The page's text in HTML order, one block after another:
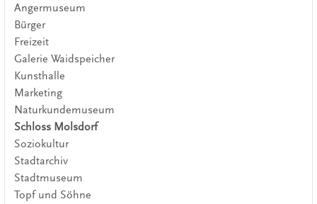
Angermuseum
Bürger
Freizeit
Galerie Waidspeicher
Kunsthalle
Marketing
Naturkundemuseum
Schloss Molsdorf
Soziokultur
Stadtarchiv
Stadtmuseum
Topf und Söhne